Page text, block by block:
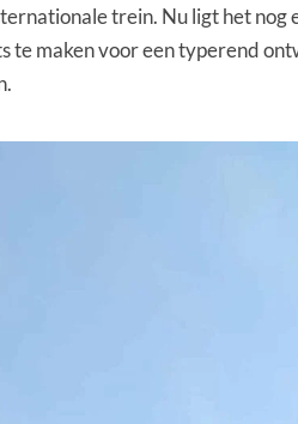
trein. Nu ligt het
te maken voor een typerend